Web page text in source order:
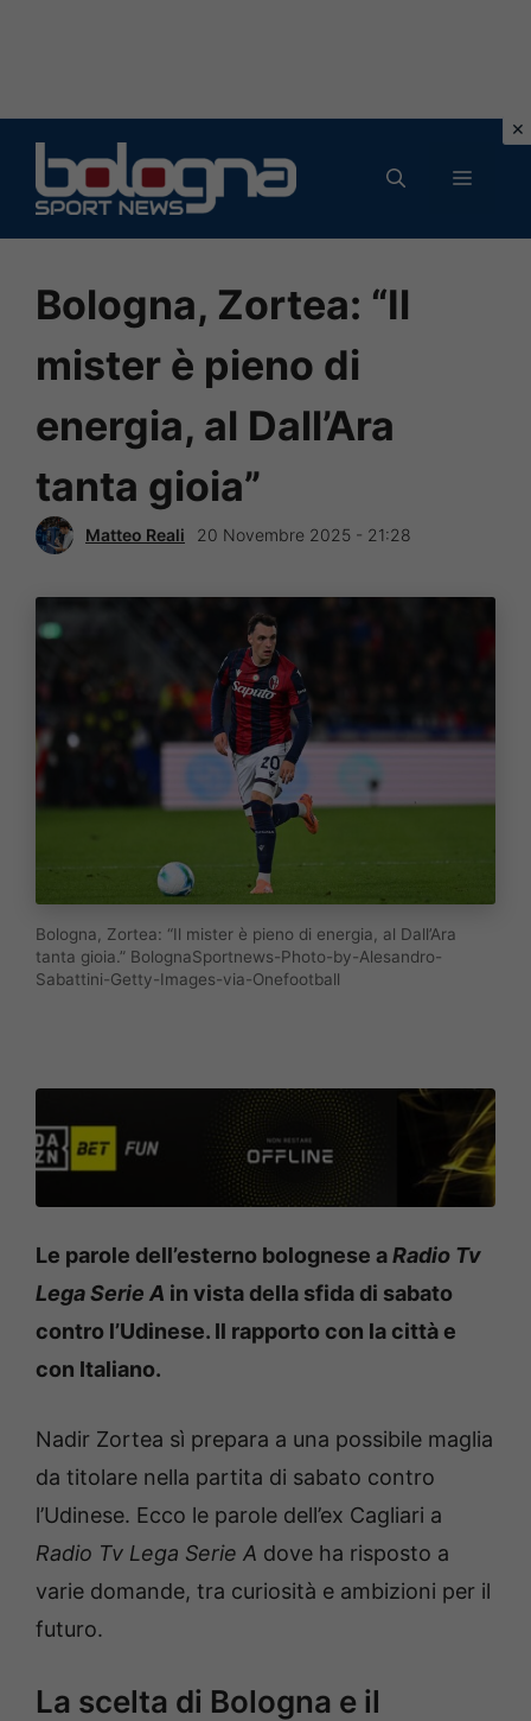
contenuto
MENU
Bologna, Zortea: “Il
mister è pieno di
energia, al Dall’Ara
tanta gioia”
Matteo Reali 20 Novembre 2025 - 21:28
Bologna, Zortea: “Il mister è pieno di energia, al Dall’Ara
tanta gioia.” BolognaSportnews-Photo-by-Alesandro-
Sabattini-Getty-Images-via-Onefootball
Le parole dell’esterno bolognese aRadio Tv
Lega Serie A in vista della sfida di sabato
contro l’Udinese. Il rapporto con la città e
con Italiano.
Nadir Zortea sì prepara a una possibile maglia
da titolare nella partita di sabato contro
l’Udinese. Ecco le parole dell’ex Cagliari a
Radio Tv Lega Serie A dove ha risposto a
varie domande, tra curiosità e ambizioni per il
futuro.
La scelta di Bologna e il